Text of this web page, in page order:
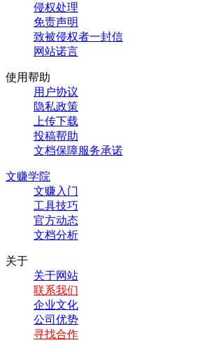
侵权处理
免责声明
致被侵权者一封信
网站诺言
使用帮助
用户协议
隐私政策
上传下载
投稿帮助
文档保障服务承诺
文赚学院
文赚入门
工具技巧
官方动态
文档分析
关于
关于网站
联系我们
企业文化
公司优势
寻找合作